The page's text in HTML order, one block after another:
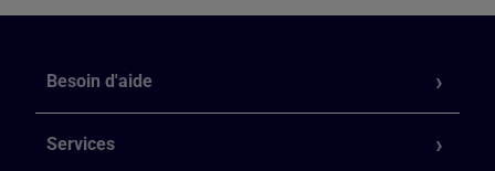
Besoin d'aide
Services